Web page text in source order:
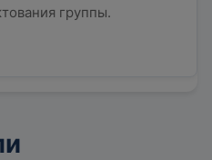
группы.